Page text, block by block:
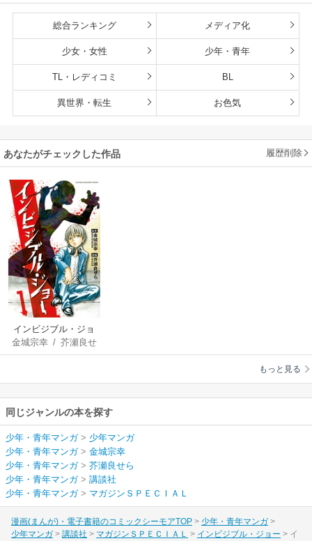
総合ランキング メディア化
少女・女性 少年・青年
TL・レディコミ BL
異世界・転生 お色気
あなたがチェックした作品 履歴削除
インビジブル・ジョ
ー
金城宗幸/ 芥瀬良せ
ら
もっと見る
同じジャンルの本を探す
少年・青年マンガ> 少年マンガ
少年・青年マンガ> 金城宗幸
少年・青年マンガ> 芥瀬良せら
少年・青年マンガ> 講談社
少年・青年マンガ> マガジンＳＰＥＣＩＡＬ
漫画(まんが)・電子書籍のコミックシーモアTOP
少年・青年マンガ
少年マンガ
講談社 マガジンＳＰＥＣＩＡＬ インビジブル・ジョー
イ